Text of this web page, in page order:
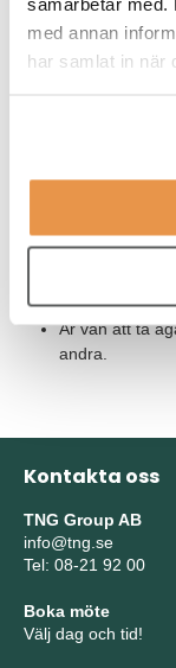
med annan
har samlat in när
Är nyfiken,
Har förmåga
projekt och
Är van att ta
andra.
Kontakta oss
TNG Group AB
info@tng.se
Tel: 08-21 92 00
Boka möte
Välj dag och tid!